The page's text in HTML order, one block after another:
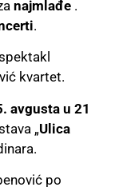
najmlađe .
.
kvartet.
avgusta u 21
„Ulica
po